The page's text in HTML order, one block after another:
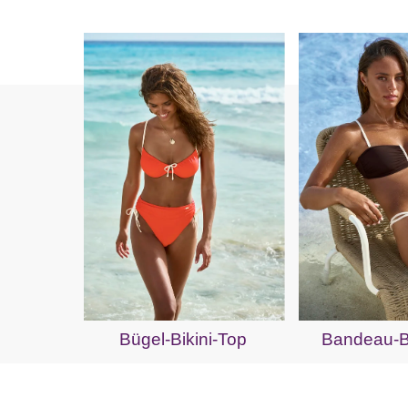
Bügel-Bikini-Top Bandeau-